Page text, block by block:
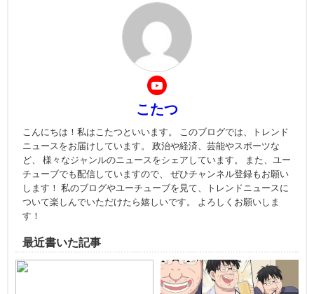
こたつ
こんにちは！私はこたつといいます。 このブログでは、トレンド
ニュースをお届けしています。 政治や経済、芸能やスポーツな
ど、 様々なジャンルのニュースをシェアしています。 また、ユー
チューブでも配信していますので、 ぜひチャンネル登録もお願い
します！ 私のブログやユーチューブを見て、トレンドニュースに
ついて楽しんでいただけたら嬉しいです。 よろしくお願いしま
す！
最近書いた記事